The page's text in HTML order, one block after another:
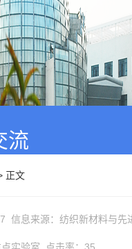
流
正文
信息来源：纺织新材料与先